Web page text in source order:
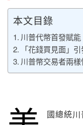
本文目錄
川普代幣首發賦能
「花錢買見面」
川普幣交易者兩樣
國總統